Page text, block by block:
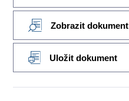
Zobrazit dokument
Uložit dokument